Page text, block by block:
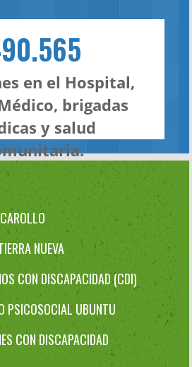
en el Hospital,
brigadas
y salud
NUEVA
CON DISCAPACIDAD (CDI)
PSICOSOCIAL UBUNTU
CON DISCAPACIDAD